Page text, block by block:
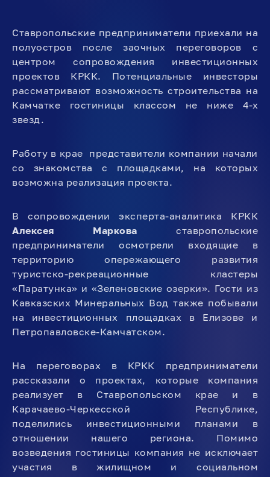
Ставропольские предприниматели приехали на
полуостров после заочных переговоров с
центром сопровождения инвестиционных
проектов КРКК. Потенциальные инвесторы
рассматривают возможность строительства на
Камчатке гостиницы классом не ниже 4-х
звезд.
Работу в крае представители компании начали
со знакомства с площадками, на которых
возможна реализация проекта.
В сопровождении эксперта-аналитика КРКК
Алексея Маркова ставропольские
предприниматели осмотрели входящие в
территорию опережающего развития
туристско-рекреационные кластеры
«Паратунка» и «Зеленовские озерки». Гости из
Кавказских Минеральных Вод также побывали
на инвестиционных площадках в Елизове и
Петропавловске-Камчатском.
На переговорах в КРКК предприниматели
рассказали о проектах, которые компания
реализует в Ставропольском крае и в
Карачаево-Черкесской Республике,
поделились инвестиционными планами в
отношении нашего региона. Помимо
возведения гостиницы компания не исключает
участия в жилищном и социальном